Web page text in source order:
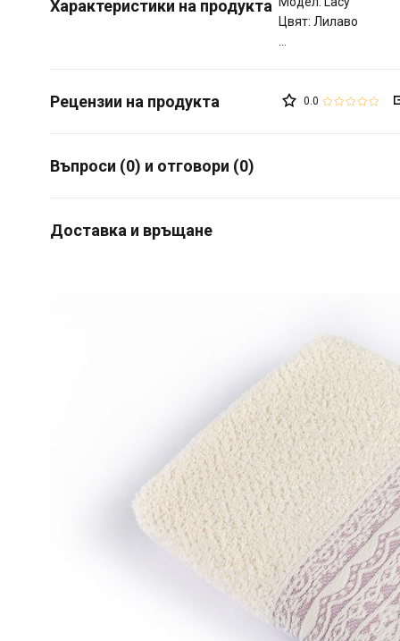
Характеристики на продукта
Цвят: Лилаво
0.0
Въпроси (0) и отговори (0)
Доставка и връщане